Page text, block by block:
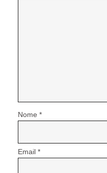
Nome *
Email *